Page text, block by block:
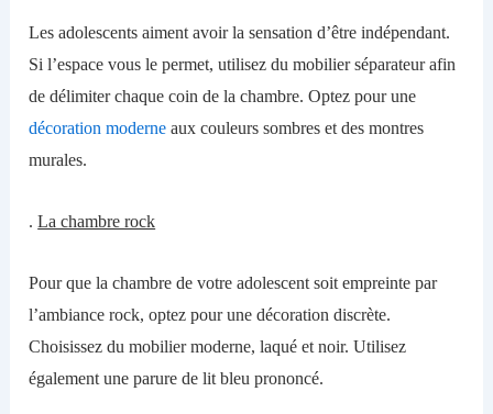
Les adolescents aiment avoir la sensation d’être indépendant.
Si l’espacevousle permet,utilisezdu mobilier séparateurafin
de délimiter chaque coin de la chambre. Optez pour une
décoration moderne aux couleurs sombres et des montres
murales.
.La chambre rock
Pour que la chambre de votre adolescentsoit empreinte par
l’ambiance rock, optez pour une décoration discrète.
Choisissez du mobilier moderne, laqué et noir. Utilisez
également une parure de lit bleu prononcé.